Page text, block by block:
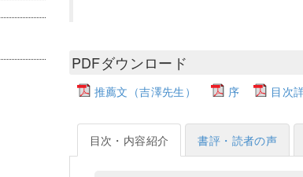
PDFダウンロード
推薦文（吉澤先生） 序 目次
目次・内容紹介 書評・読者の声